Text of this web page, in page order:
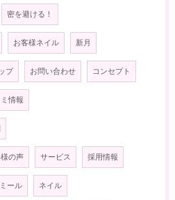
密を避ける！
お客様ネイル 新月
プ お問い合わせ コンセプト
情報
の声 サービス 採用情報
ール ネイル